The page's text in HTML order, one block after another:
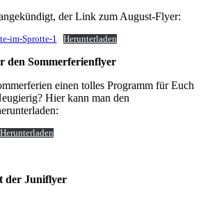
der Link zum August-Flyer:
im-Sprotte-1 Herunterladen
den Sommerferienflyer
einen tolles Programm für Euch
Hier kann man den
Herunterladen
der Juniflyer